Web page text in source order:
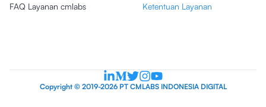
FAQ Layanan cmlabs
Ketentuan Layanan
Copyright © 2019-2026 PT CMLABS INDONESIA DIGITAL